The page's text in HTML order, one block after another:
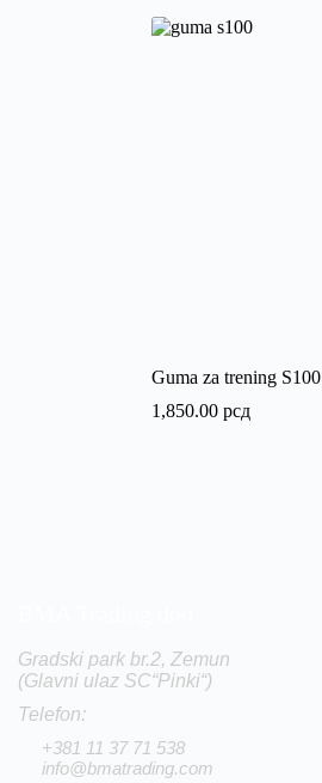
Guma za trening S100
1,850.00рсд
Gradski park br.2, Zemun
(Glavni ulaz SC“Pinki“)
Telefon:
+381 11 37 71 538
info@bmatrading.com